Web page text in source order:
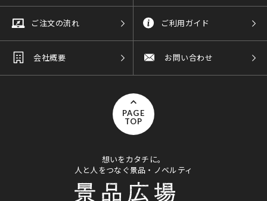
ご注文の流れ ご利用ガイド
会社概要 お問い合わせ
PAGE
TOP
想いをカタチに。
人と人をつなぐ景品・ノベルティ